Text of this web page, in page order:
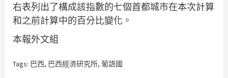
右表列出了構成該指數的七個首都城市在本次計算
和之前計算中的百分比變化。
本報外文組
Tags: 巴西, 巴西經濟研究所, 葡語國